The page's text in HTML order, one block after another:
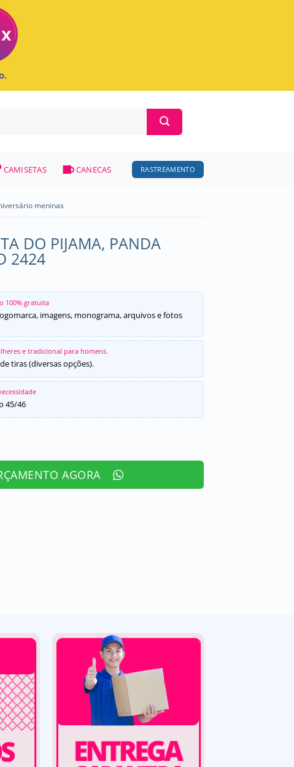
CAMISETAS CANECAS RASTREAMENTO
meninas
DO PIJAMA, PANDA
2424
100% gratuita
imagens, monograma, arquivos e fotos
e tradicional para homens.
tiras (diversas opções).
45/46
AGORA